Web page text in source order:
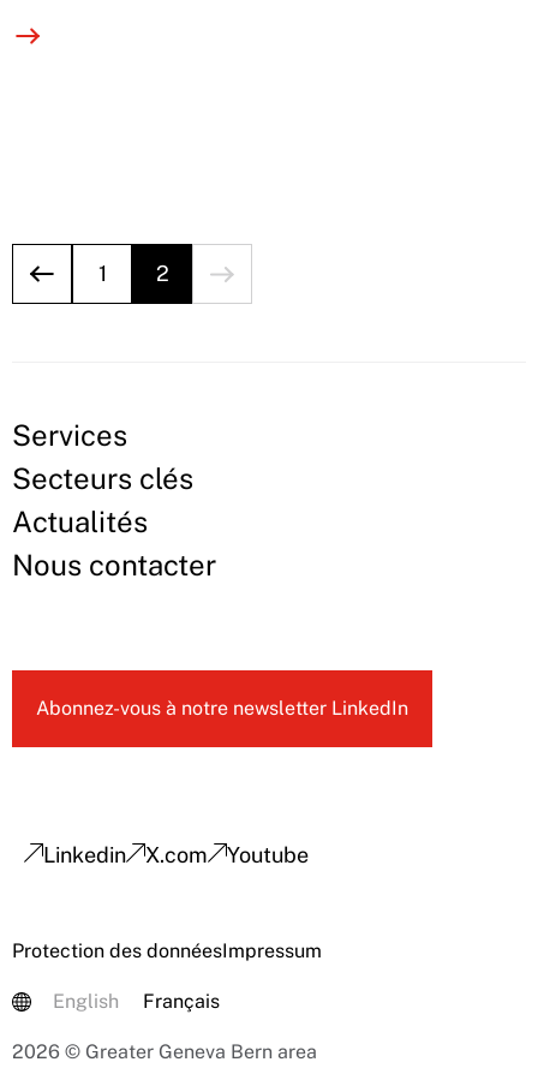
1 2
Services
Secteurs clés
Actualités
Nous contacter
Abonnez-vous à notre newsletter LinkedIn
Linkedin X.com Youtube
Protection des donnéesImpressum
English Français
2026 © Greater Geneva Bern area